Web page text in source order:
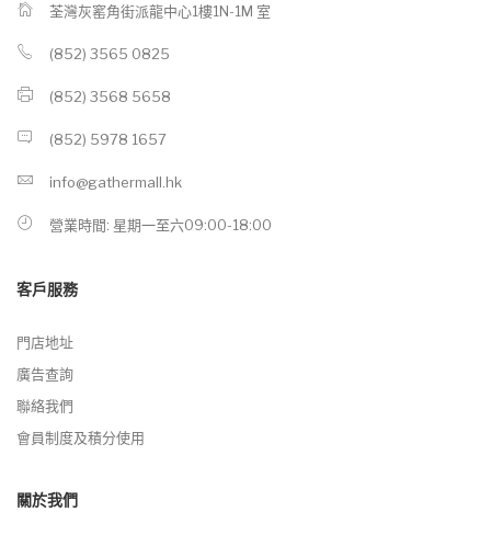
荃灣灰窰角街派龍中心1樓1N-1M 室
(852) 3565 0825
(852) 3568 5658
(852) 5978 1657
info@gathermall.hk
營業時間: 星期一至六09:00-18:00
客戶服務
門店地址
廣告查詢
聯絡我們
會員制度及積分使用
關於我們